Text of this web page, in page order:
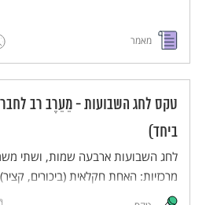
מאמר
טקס לחג השבועות - מֵעֵרֶב רב
ביחד)
לחג השבועות ארבעה שמות, ושתי
מרכזיות: האחת חקלאית (ביכורים,
לאומית (מתן תורה). טקס זה שם דגש